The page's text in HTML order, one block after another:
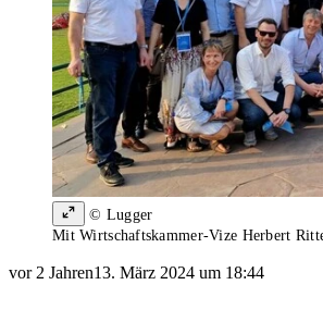
© Lugger
Mit Wirtschaftskammer-Vize Herbert
vor 2 Jahren13. März 2024 um 18:44